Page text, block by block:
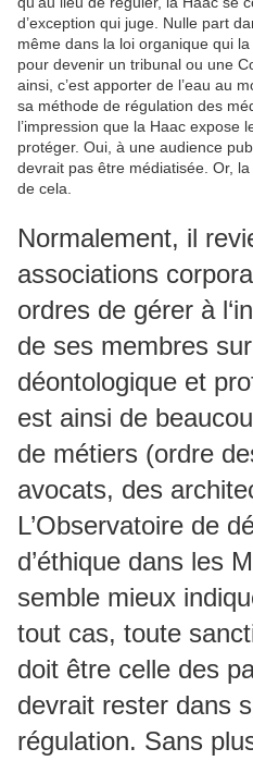
d’exception qui juge. Nulle part
même dans la loi organique qui
pour devenir un tribunal ou une
ainsi, c’est apporter de l’eau au
sa méthode de régulation des
l’impression que la Haac expose
protéger. Oui, à une audience
devrait pas être médiatisée. Or,
de cela.
Normalement, il
associations
ordres de gérer à
de ses membres
déontologique et
est ainsi de
de métiers (ordre
avocats, des
L’Observatoire de
d’éthique dans les
semble mieux
tout cas, toute
doit être celle des
devrait rester dans
régulation. Sans